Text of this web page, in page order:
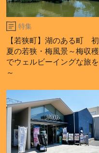
特集
【若狭町】湖のある町 初
夏の若狭・梅風景～梅収穫
でウェルビーイングな旅を
～